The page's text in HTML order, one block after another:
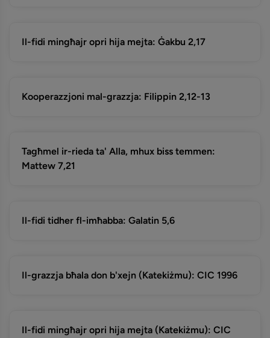
Il-fidi mingħajr opri hija mejta: Ġakbu 2,17
Kooperazzjoni mal-grazzja: Filippin 2,12-13
Tagħmel ir-rieda ta' Alla, mhux biss temmen:
Mattew 7,21
Il-fidi tidher fl-imħabba: Galatin 5,6
Il-grazzja bħala don b'xejn (Katekiżmu): CIC 1996
Il-fidi mingħajr opri hija mejta (Katekiżmu): CIC